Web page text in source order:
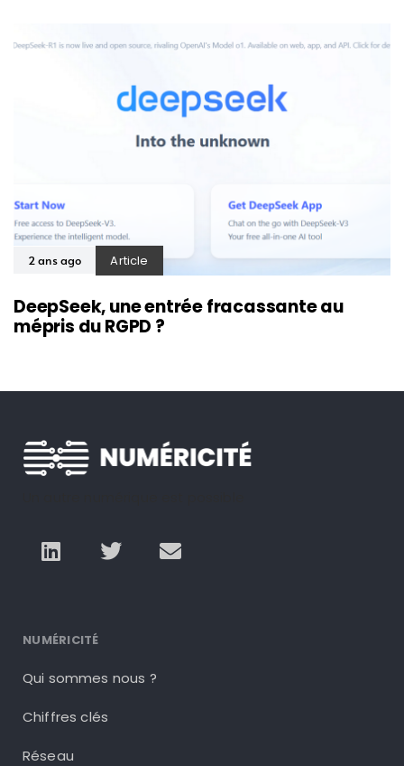
2 ans ago Article
DeepSeek, une entrée fracassante au
mépris du RGPD ?
NUMÉRICITÉ
Qui sommes nous ?
Chiffres clés
Réseau